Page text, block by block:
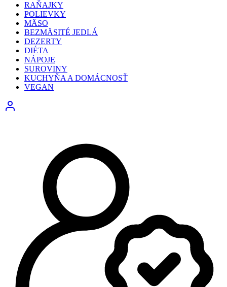
RAŇAJKY
POLIEVKY
MÄSO
BEZMÄSITÉ JEDLÁ
DEZERTY
DIÉTA
NÁPOJE
SUROVINY
KUCHYŇA A DOMÁCNOSŤ
VEGAN